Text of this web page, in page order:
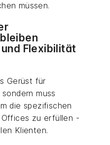
müssen.
Flexibilität
Gerüst für
muss
die spezifischen
zu erfüllen -
Klienten.